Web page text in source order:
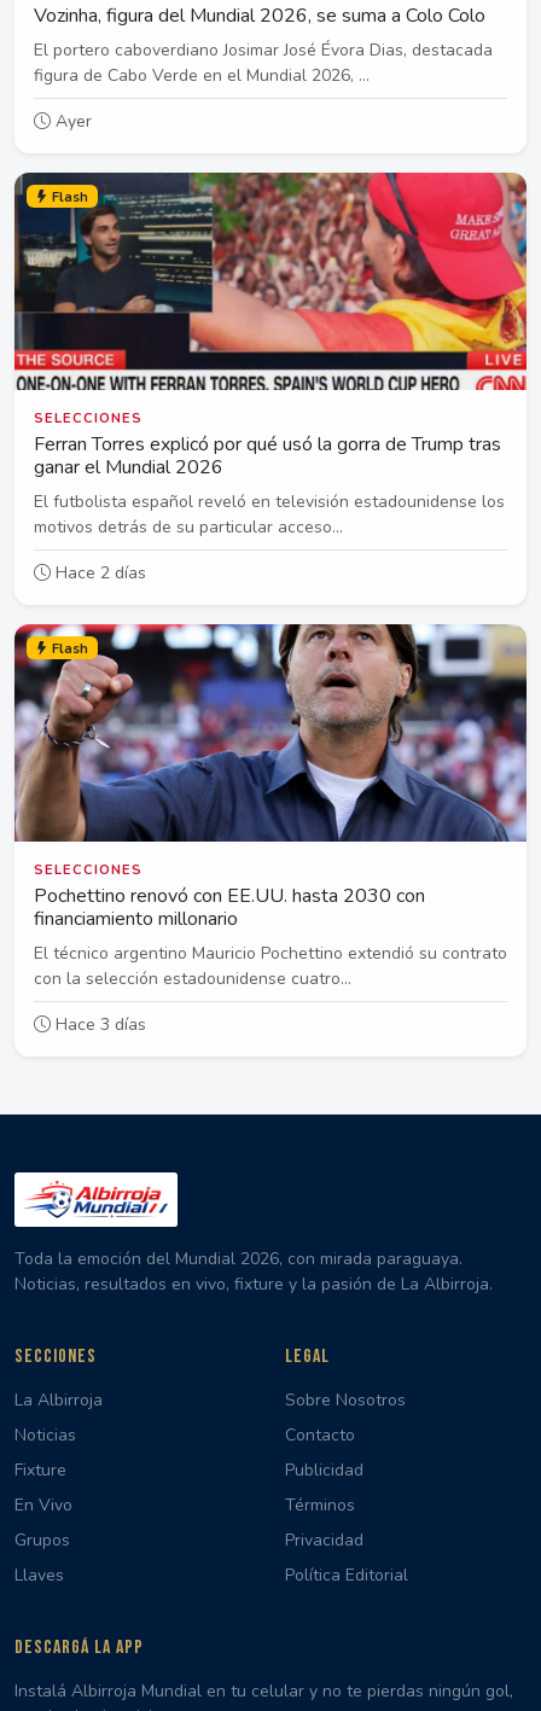
Vozinha, figura del Mundial 2026, se suma a Colo Colo
El portero caboverdiano Josimar José Évora Dias, destacada
figura de Cabo Verde en el Mundial 2026, ...
Ayer
Flash
SELECCIONES
Ferran Torres explicó por qué usó la gorra de Trump tras
ganar el Mundial 2026
El futbolista español reveló en televisión estadounidense los
motivos detrás de su particular acceso...
Hace 2 días
Flash
SELECCIONES
Pochettino renovó con EE.UU. hasta 2030 con
financiamiento millonario
El técnico argentino Mauricio Pochettino extendió su contrato
con la selección estadounidense cuatro...
Hace 3 días
Toda la emoción del Mundial 2026, con mirada paraguaya.
Noticias, resultados en vivo, fixture y la pasión de La Albirroja.
SECCIONES
La Albirroja
Noticias
Fixture
En Vivo
Grupos
Llaves
LEGAL
Sobre Nosotros
Contacto
Publicidad
Términos
Privacidad
Política Editorial
DESCARGÁ LA APP
Instalá Albirroja Mundial en tu celular y no te pierdas ningún gol,